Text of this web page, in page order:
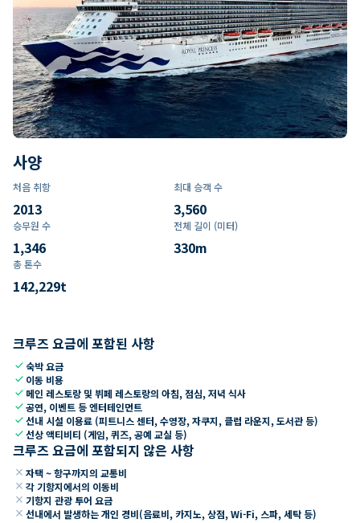
사양
처음 취항
2013
최대 승객 수
3,560
승무원 수
1,346
전체 길이 (미터)
330m
총 톤수
142,229t
크루즈 요금에 포함된 사항
check숙박 요금
check 이동 비용
check 메인 레스토랑 및 뷔페 레스토랑의 아침, 점심, 저녁 식사
check공연, 이벤트 등 엔터테인먼트
check선내 시설 이용료 (피트니스 센터, 수영장, 자쿠지, 클럽 라운지, 도서관 등)
check선상 액티비티 (게임, 퀴즈, 공예 교실 등)
크루즈 요금에 포함되지 않은 사항
close 자택 ~ 항구까지의 교통비
close 각 기항지에서의 이동비
close 기항지 관광 투어 요금
close 선내에서 발생하는 개인 경비(음료비, 카지노, 상점, Wi-Fi, 스파, 세탁 등)